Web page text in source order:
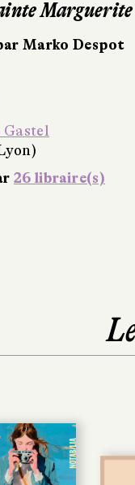
Marguerite
Marko Despot
Gastel
26 libraire(s)